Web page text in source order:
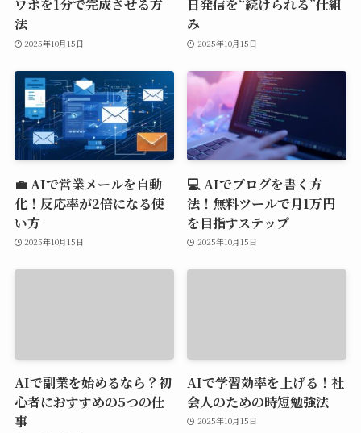
ワポを1分で完成させる方
法
2025年10月15日
日発信を“続けられる”仕組
み
2025年10月15日
💼 AIで営業メールを自動
化！反応率が2倍になる使
い方
2025年10月15日
💻 AIでブログを書く方
法！無料ツールで月1万円
を目指すステップ
2025年10月15日
AIで副業を始めるなら？初
心者におすすめの5つの仕
事
AIで学習効率を上げる！社
会人のための時短勉強法
2025年10月15日